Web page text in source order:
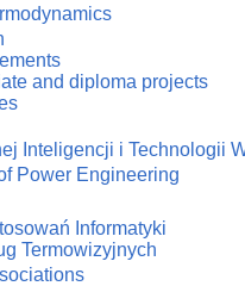
and diploma projects
Inteligencji i Technologii
Power Engineering
Informatyki
Termowizyjnych